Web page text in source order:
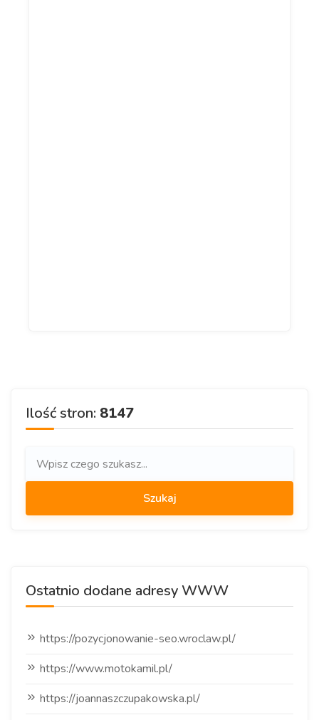
Ilość stron: 8147
Ostatnio dodane adresy WWW
https://pozycjonowanie-seo.wroclaw.pl/
https://www.motokamil.pl/
https://joannaszczupakowska.pl/